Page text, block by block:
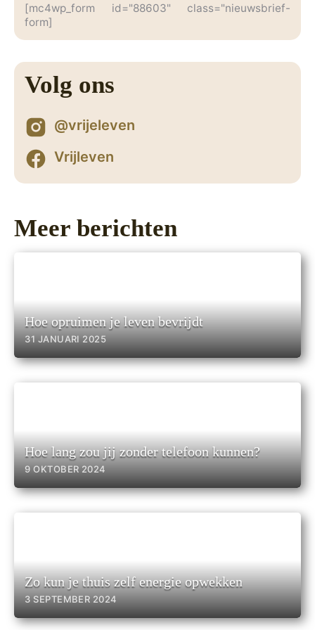
[mc4wp_form id="88603" class="nieuwsbrief-
form]
Volg ons
@vrijeleven
Vrijleven
Meer berichten
Hoe opruimen je leven bevrijdt
31 JANUARI 2025
Hoe lang zou jij zonder telefoon kunnen?
9 OKTOBER 2024
Zo kun je thuis zelf energie opwekken
3 SEPTEMBER 2024